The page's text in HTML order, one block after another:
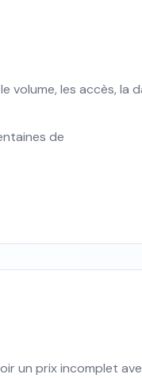
volume, les accès, la
de
un prix incomplet